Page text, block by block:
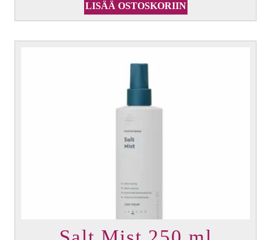
LISÄÄ OSTOSKORIIN